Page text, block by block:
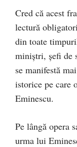
Cred că acest
lectură
din toate
miniştri, şefi de
se manifestă
istorice pe care
Eminescu.
Pe lângă opera
urma lui